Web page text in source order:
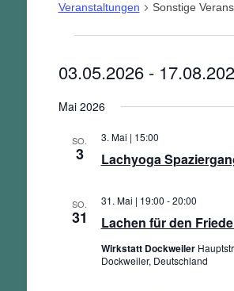
Veranstaltungen Sonstige
03.05.2026 -
wählen.
Mai 2026
SO.
3 Lachyoga
3. Mai | 15:00
SO.
31 Lachen für den
31. Mai | 19:00 -20:00
Wirkstatt Dockweiler
Dockweiler, Deutschland